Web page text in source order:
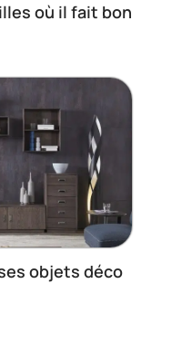
où il fait bon
objets déco